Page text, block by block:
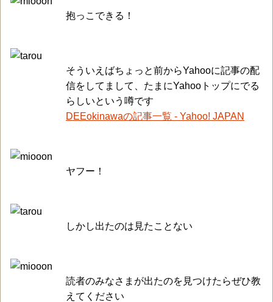
抱っこできる！
そういえばちょっと前からYahooに記事の配
信をしてまして、たまにYahooトップにでる
らしいという噂です
DEEokinawaの記事一覧 - Yahoo! JAPAN
ヤフー！
しかし出たのは見たことない
読者のみなさまが出たのを見つけたらぜひ教
えてください